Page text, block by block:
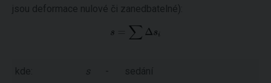
jsou deformace nulové či zanedbatelné):
kde: s - sedání